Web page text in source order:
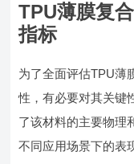
TPU薄膜复
指标
为了全面评估TPU薄
性，有必要对其关键
了该材料的主要物理
不同应用场景下的表